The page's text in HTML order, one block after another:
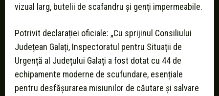
vizual larg, butelii de scafandru şi genţi impermeabile.
Potrivit declarației oficiale: „Cu sprijinul Consiliului
Județean Galați, Inspectoratul pentru Situații de
Urgență al Județului Galați a fost dotat cu 44 de
echipamente moderne de scufundare, esențiale
pentru desfășurarea misiunilor de căutare și salvare